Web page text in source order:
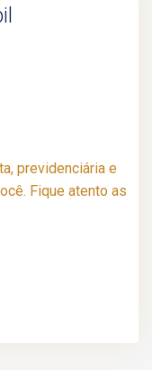
previdenciária e
Fique atento as